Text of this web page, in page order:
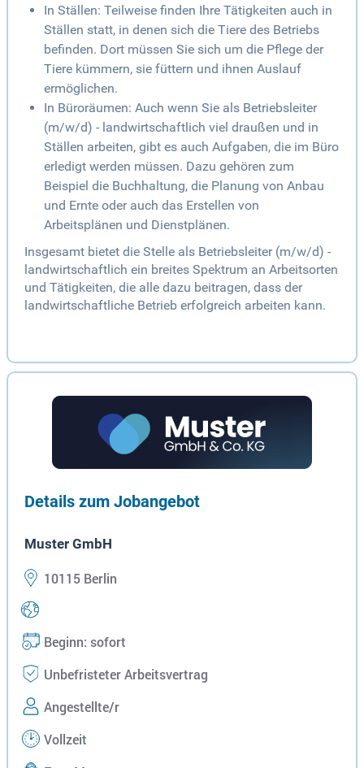
In Ställen: Teilweise finden Ihre Tätigkeiten auch in
Ställen statt, in denen sich die Tiere des Betriebs
befinden. Dort müssen Sie sich um die Pflege der
Tiere kümmern, sie füttern und ihnen Auslauf
ermöglichen.
In Büroräumen: Auch wenn Sie als Betriebsleiter
(m/w/d) - landwirtschaftlich viel draußen und in
Ställen arbeiten, gibt es auch Aufgaben, die im Büro
erledigt werden müssen. Dazu gehören zum
Beispiel die Buchhaltung, die Planung von Anbau
und Ernte oder auch das Erstellen von
Arbeitsplänen und Dienstplänen.
Insgesamt bietet die Stelle als Betriebsleiter (m/w/d) -
landwirtschaftlich ein breites Spektrum an Arbeitsorten
und Tätigkeiten, die alle dazu beitragen, dass der
landwirtschaftliche Betrieb erfolgreich arbeiten kann.
Details zum Jobangebot
Muster GmbH
10115 Berlin
Beginn: sofort
Unbefristeter Arbeitsvertrag
Angestellte/r
Vollzeit